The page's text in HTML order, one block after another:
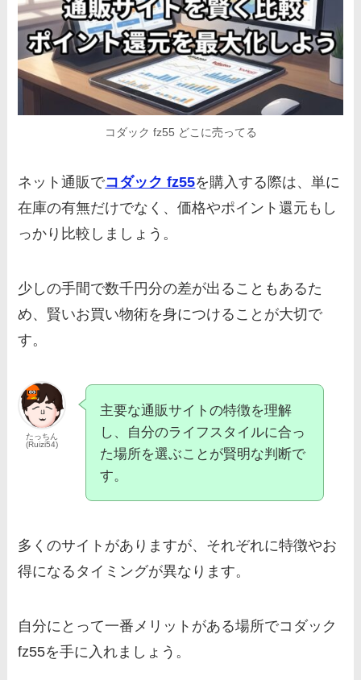
コダック fz55 どこに売ってる
ネット通販でコダック fz55を購入する際は、単に
在庫の有無だけでなく、価格やポイント還元もし
っかり比較しましょう。
少しの手間で数千円分の差が出ることもあるた
め、賢いお買い物術を身につけることが大切で
す。
たっちん
(Ruizi54)
主要な通販サイトの特徴を理解
し、自分のライフスタイルに合っ
た場所を選ぶことが賢明な判断で
す。
多くのサイトがありますが、それぞれに特徴やお
得になるタイミングが異なります。
自分にとって一番メリットがある場所でコダック
fz55を手に入れましょう。